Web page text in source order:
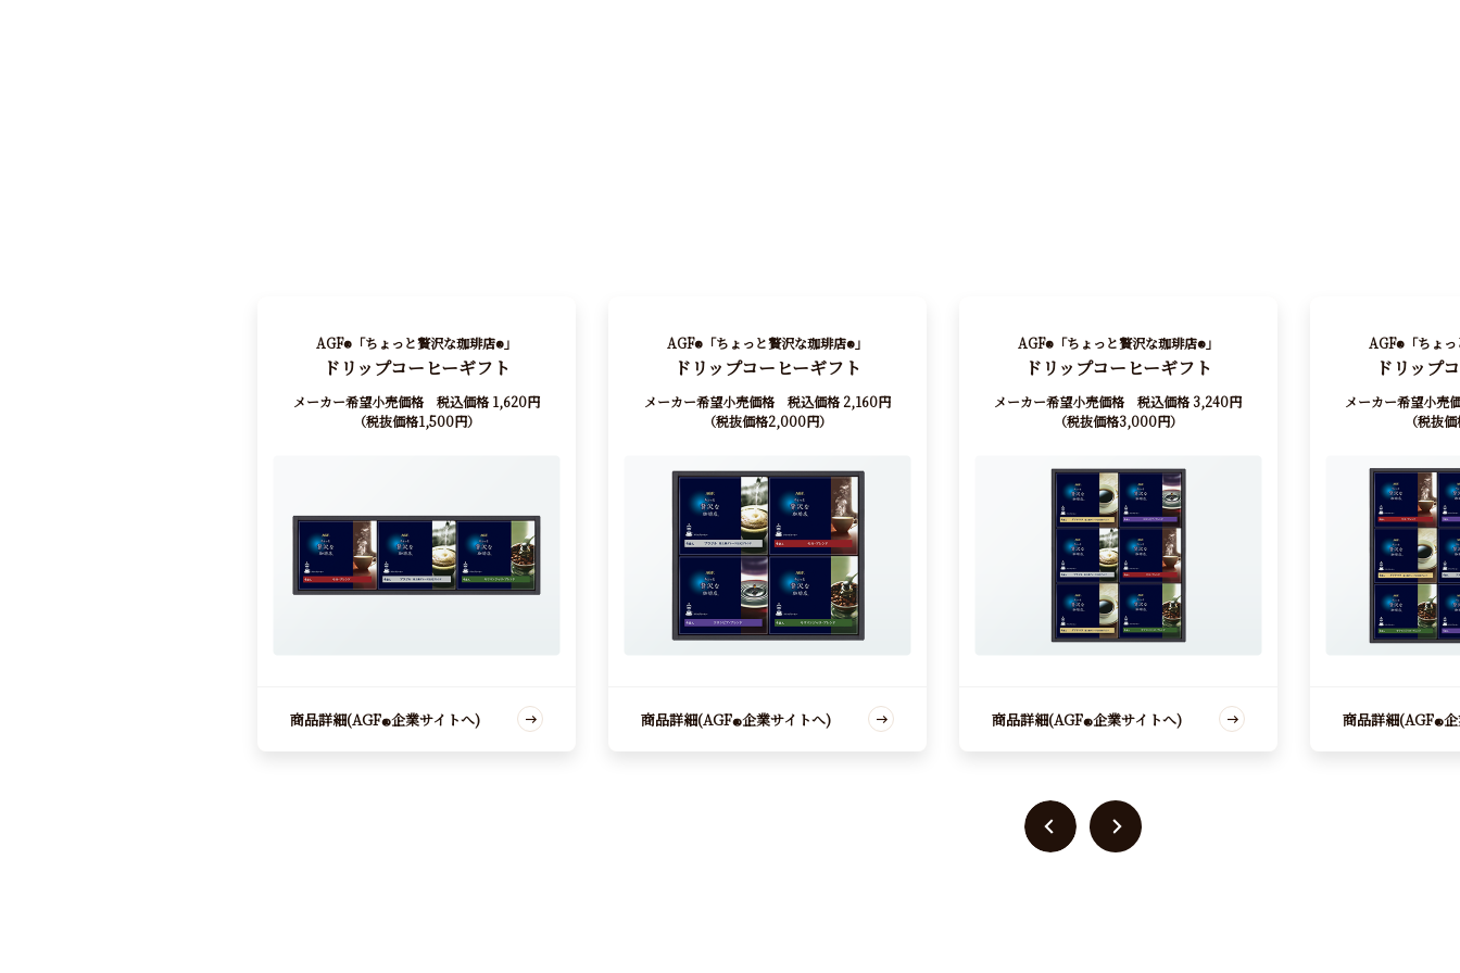
AGF®「ちょっと贅沢な珈琲店®」
ドリップコーヒーギフト
メーカー希望小売価格 税込価格 1,620円
（税抜価格1,500円）
商品詳細(AGF®企業サイトへ)
AGF®「ちょっと贅沢な珈琲店®」
ドリップコーヒーギフト
メーカー希望小売価格 税込価格 2,160円
（税抜価格2,000円）
商品詳細(AGF®企業サイトへ)
AGF®「ちょっと贅沢な珈琲店®」
ドリップコーヒーギフト
メーカー希望小売価格 税込価格 3,240円
（税抜価格3,000円）
商品詳細(AGF®企業サイトへ)
AGF®「ちょ
ドリップ
メーカー希望小
（税抜
商品詳細(AGF®